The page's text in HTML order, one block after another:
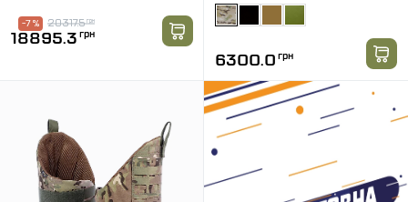
20317.5грн
-7 %
18895.3 грн
6300.0 грн